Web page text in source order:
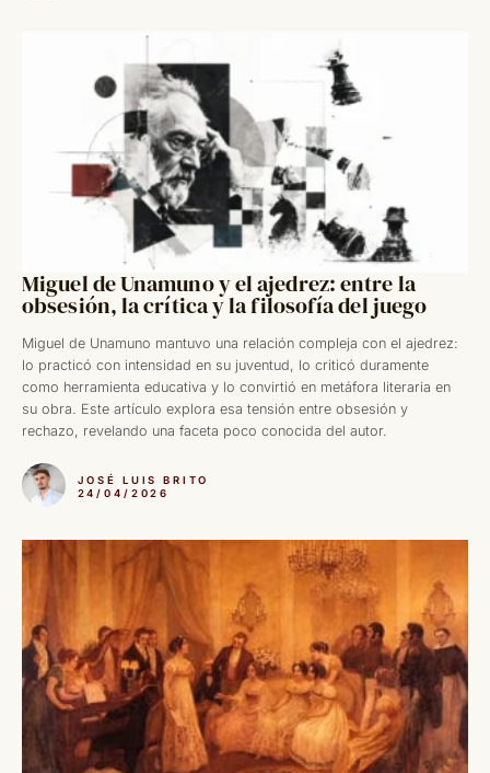
Miguel de Unamuno y el ajedrez: entre la
obsesión, la crítica y la filosofía del juego
Miguel de Unamuno mantuvo una relación compleja con el ajedrez:
lo practicó con intensidad en su juventud, lo criticó duramente
como herramienta educativa y lo convirtió en metáfora literaria en
su obra. Este artículo explora esa tensión entre obsesión y
rechazo, revelando una faceta poco conocida del autor.
JOSÉ LUIS BRITO
24/04/2026